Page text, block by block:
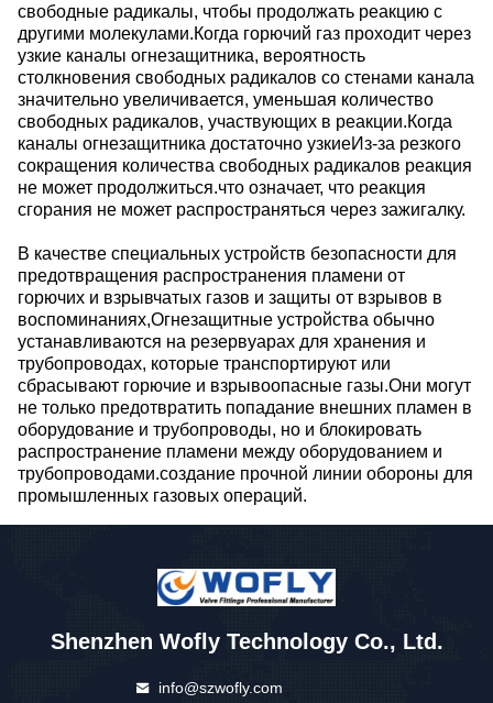
свободные радикалы, чтобы продолжать реакцию с
другими молекулами.Когда горючий газ проходит через
узкие каналы огнезащитника, вероятность
столкновения свободных радикалов со стенами канала
значительно увеличивается, уменьшая количество
свободных радикалов, участвующих в реакции.Когда
каналы огнезащитника достаточно узкиеИз-за резкого
сокращения количества свободных радикалов реакция
не может продолжиться.что означает, что реакция
сгорания не может распространяться через зажигалку.
В качестве специальных устройств безопасности для
предотвращения распространения пламени от
горючих и взрывчатых газов и защиты от взрывов в
воспоминаниях,Огнезащитные устройства обычно
устанавливаются на резервуарах для хранения и
трубопроводах, которые транспортируют или
сбрасывают горючие и взрывоопасные газы.Они могут
не только предотвратить попадание внешних пламен в
оборудование и трубопроводы, но и блокировать
распространение пламени между оборудованием и
трубопроводами.создание прочной линии обороны для
промышленных газовых операций.
Shenzhen Wofly Technology Co., Ltd.
info@szwofly.com